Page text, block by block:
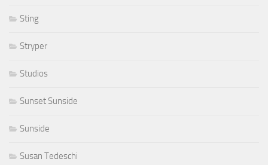
Sting
Stryper
Studios
Sunset Sunside
Sunside
Susan Tedeschi